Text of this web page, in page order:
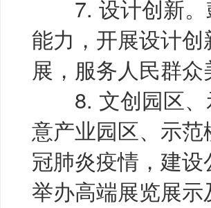
7. 设计创新。
能力，开展设计
展，服务人民群
8. 文创园区、
意产业园区、示
冠肺炎疫情，建
举办高端展览展